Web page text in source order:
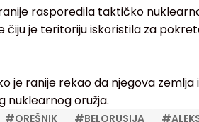
ranije rasporedila taktičko
čiju je teritoriju iskoristila za
je ranije rekao da njegova
nuklearnog oružja.
#OREŠNIK #BELORUSIJA #